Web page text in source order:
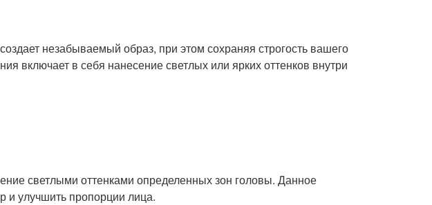
незабываемый образ, при этом сохраняя строгость вашего
включает в себя нанесение светлых или ярких оттенков внутри
светлыми оттенками определенных зон головы. Данное
и улучшить пропорции лица.